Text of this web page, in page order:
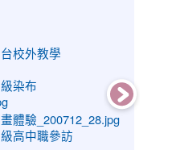
photo-1088
photo-1228